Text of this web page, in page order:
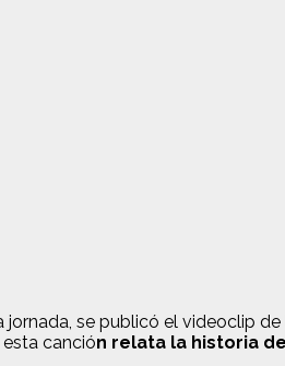
jornada, se publicó el videoclip
canción relata la historia